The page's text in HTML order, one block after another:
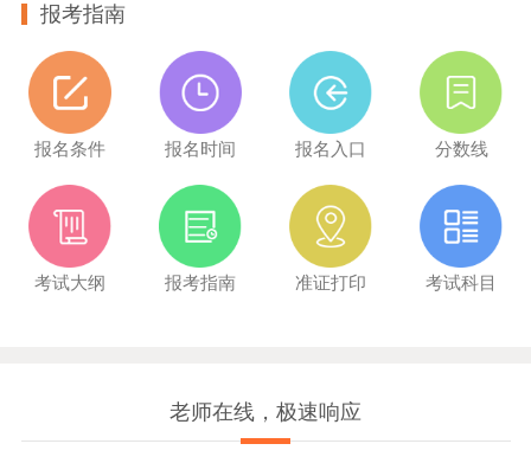
报考指南
报名条件 报名时间 报名入口 分数线
考试大纲 报考指南 准证打印 考试科目
老师在线，极速响应